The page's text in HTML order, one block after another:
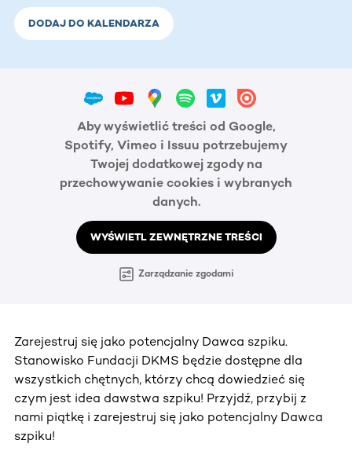
DODAJ DO KALENDARZA
Aby wyświetlić treści od Google,
Spotify, Vimeo i Issuu potrzebujemy
Twojej dodatkowej zgody na
przechowywanie cookies i wybranych
danych.
WYŚWIETL ZEWNĘTRZNE TREŚCI
Zarządzanie zgodami
Zarejestruj się jako potencjalny Dawca szpiku.
Stanowisko Fundacji DKMS będzie dostępne dla
wszystkich chętnych, którzy chcą dowiedzieć się
czym jest idea dawstwa szpiku! Przyjdź, przybij z
nami piątkę i zarejestruj się jako potencjalny Dawca
szpiku!